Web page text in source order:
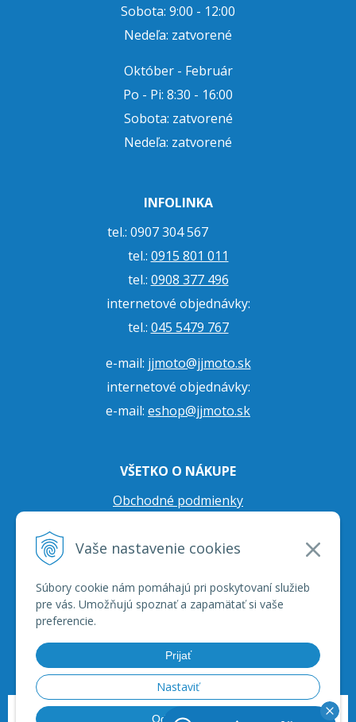
Vaše nastavenie cookies
Súbory cookie nám pomáhajú pri poskytovaní služieb
pre vás. Umožňujú spoznať a zapamätať si vaše
preferencie.
Prijať
Nastaviť
Odmietnuť
Sobota: 9:00 - 12:00
Nedeľa: zatvorené
Október - Február
Po - Pi: 8:30 - 16:00
Sobota: zatvorené
Nedeľa: zatvorené
INFOLINKA
tel.: 0907 304 567
tel.: 0915 801 011
tel.: 0908 377 496
internetové objednávky:
tel.: 045 5479 767
e-mail: jjmoto@jjmoto.sk
internetové objednávky:
e-mail: eshop@jjmoto.sk
VŠETKO O NÁKUPE
Obchodné podmienky
Prepravné podmienky
© 2026 JJ Moto - skútre, štvorkolky, moto príslušenstvo, ich servis. • tvorba